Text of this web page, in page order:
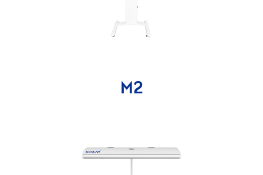
M2